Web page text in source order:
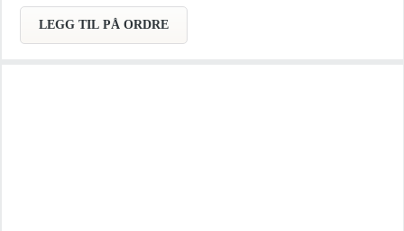
LEGG TIL PÅ ORDRE